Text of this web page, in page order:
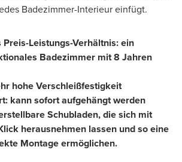
Badezimmer-Interieur einfügt.
Leistungs-Verhältnis: ein
Badezimmer mit 8 Jahren
hohe Verschleißfestigkeit
kann sofort aufgehängt werden
Schubladen, die sich mit
herausnehmen lassen und so eine
Montage ermöglichen.